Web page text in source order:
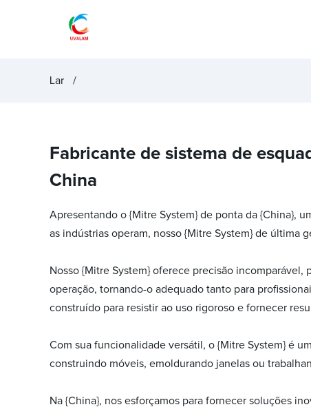
Lar
Fabricante de sistema de
China
Apresentando o {Mitre System} de ponta da {China},
as indústrias operam, nosso {Mitre System} de última
Nosso {Mitre System} oferece precisão
operação, tornando-o adequado tanto para
construído para resistir ao uso rigoroso e fornecer
Com sua funcionalidade versátil, o {Mitre System} é
construindo móveis, emoldurando janelas ou
Na {China}, nos esforçamos para fornecer soluções